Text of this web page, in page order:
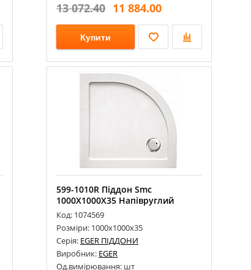
13 072.40 11 884.00
Купити
599-1010R Піддон Smc
1000Х1000Х35 Напівруглий
Код: 1074569
Розміри: 1000х1000х35
Серія: EGER ПІДДОНИ
Виробник: EGER
Од.вимірювання: шт